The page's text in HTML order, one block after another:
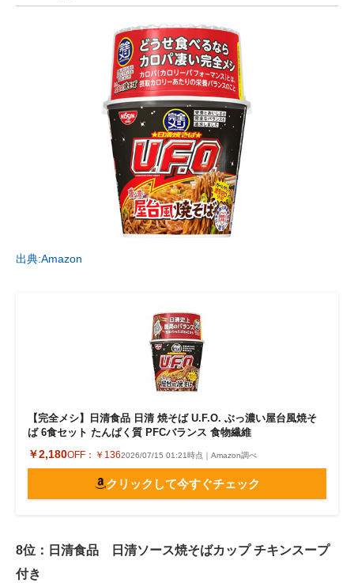
出典:Amazon
【完全メシ】日清食品 日清 焼そば U.F.O. ぶっ濃い屋台風焼そ
ば 6食セット たんぱく質 PFCバランス 食物繊維
￥2,180OFF： ￥1362026/07/15 01:21時点｜Amazon調べ
クリックして今すぐチェック
8位：日清食品 日清ソース焼そばカップ チキンスープ
付き